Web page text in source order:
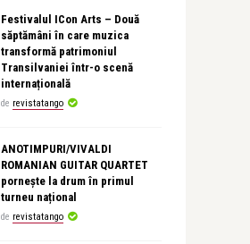
Festivalul ICon Arts – Două
săptămâni în care muzica
transformă patrimoniul
Transilvaniei într-o scenă
internațională
de revistatango
ANOTIMPURI/VIVALDI
ROMANIAN GUITAR QUARTET
pornește la drum în primul
turneu național
de revistatango